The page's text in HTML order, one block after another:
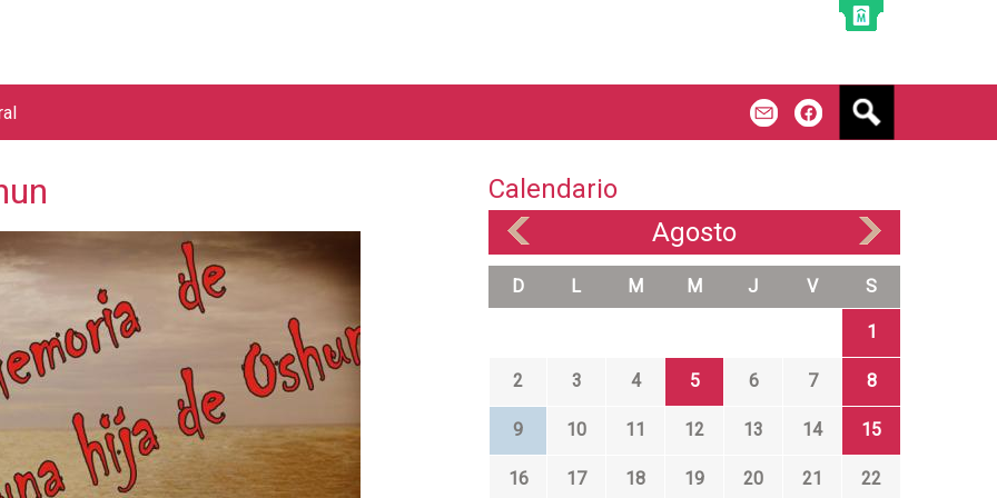
Calendario
Agosto
D L M M J V S
1
2 3 4 5 6 7 8
9 10 11 12 13 14 15
16 17 18 19 20 21 22
s